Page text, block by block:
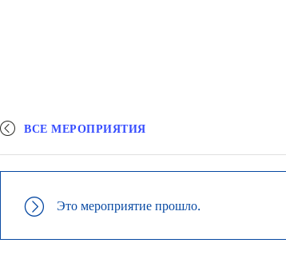
ВСЕ МЕРОПРИЯТИЯ
Это мероприятие прошло.